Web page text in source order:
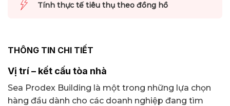
Tính thực tế tiêu thụ theo đồng hồ
THÔNG TIN CHI TIẾT
Vị trí – kết cấu tòa nhà
Sea Prodex Building là một trong những lựa chọn
hàng đầu dành cho các doanh nghiệp đang tìm